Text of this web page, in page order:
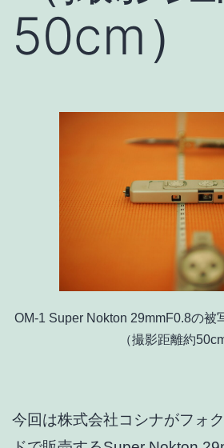
50cm）
OM-1 Super Nokton 29mmF0.8の被
（撮影距離約50cm
今回は株式会社コシナがフォ